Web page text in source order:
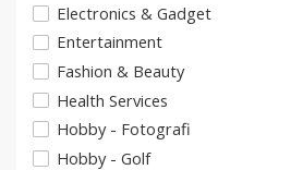
Electronics & Gadget
Entertainment
Fashion & Beauty
Health Services
Hobby - Fotografi
Hobby - Golf